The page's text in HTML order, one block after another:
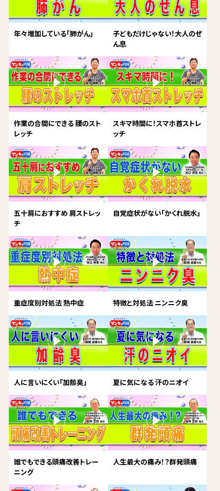
年々増加している「肺がん」
子どもだけじゃない！大人のぜ
ん息
作業の合間にできる 腰のスト
レッチ
スキマ時間に！スマホ首ストレ
ッチ
五十肩におすすめ 肩ストレッ
チ
自覚症状がない「かくれ脱水」
重症度別対処法 熱中症 特徴と対処法 ニンニク臭
人に言いにくい「加齢臭」 夏に気になる 汗のニオイ
誰でもできる頭痛改善トレー
ニング
人生最大の痛み！？群発頭痛